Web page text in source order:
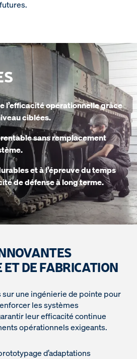
l’efficacité opérationnelle grâce
ciblées.
sans remplacement
et à l’épreuve du temps
de défense à long terme.
ET DE FABRICATION
une ingénierie de pointe pour
les systèmes
leur efficacité continue
opérationnels exigeants.
d’adaptations